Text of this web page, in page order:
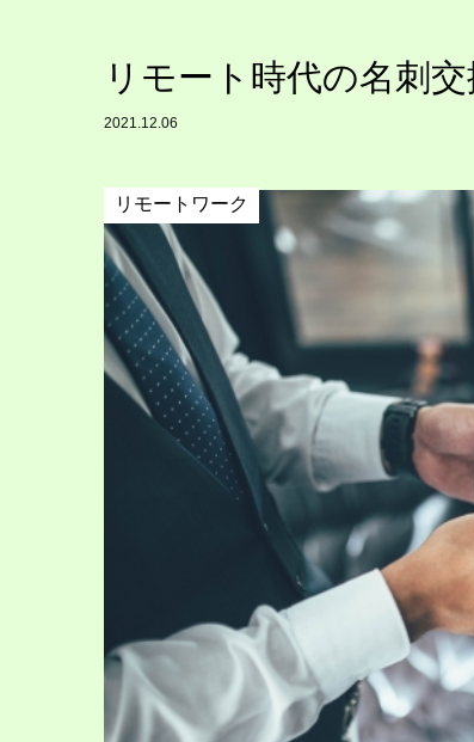
リモート時代の名刺
2021.12.06
リモートワーク